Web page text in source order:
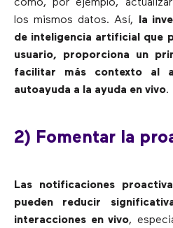
como, por ejemplo,
los mismos datos. Así,
la
de inteligencia artificial que
usuario, proporciona un
facilitar más contexto al
autoayuda a la ayuda en vivo.
2) Fomentar la
Las notificaciones
pueden reducir
interacciones en vivo,